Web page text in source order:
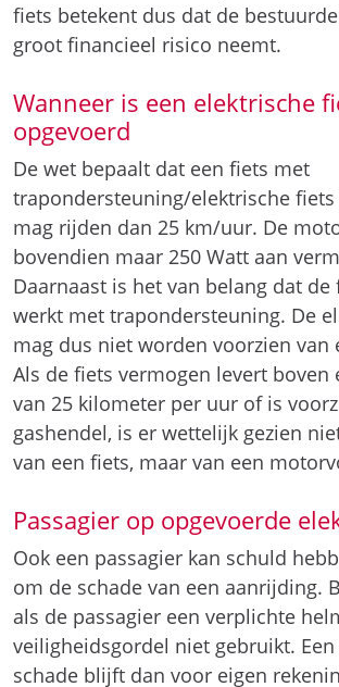
fiets betekent dus dat de
groot financieel risico neemt.
Wanneer is een elektrische
opgevoerd
De wet bepaalt dat een fiets met
trapondersteuning/elektrische
mag rijden dan 25 km/uur. De
bovendien maar 250 Watt aan
Daarnaast is het van belang dat de
werkt met trapondersteuning. De
mag dus niet worden voorzien van
Als de fiets vermogen levert boven
van 25 kilometer per uur of is
gashendel, is er wettelijk gezien
van een fiets, maar van een
Passagier op opgevoerde
Ook een passagier kan schuld
om de schade van een aanrijding.
als de passagier een verplichte
veiligheidsgordel niet gebruikt.
schade blijft dan voor eigen